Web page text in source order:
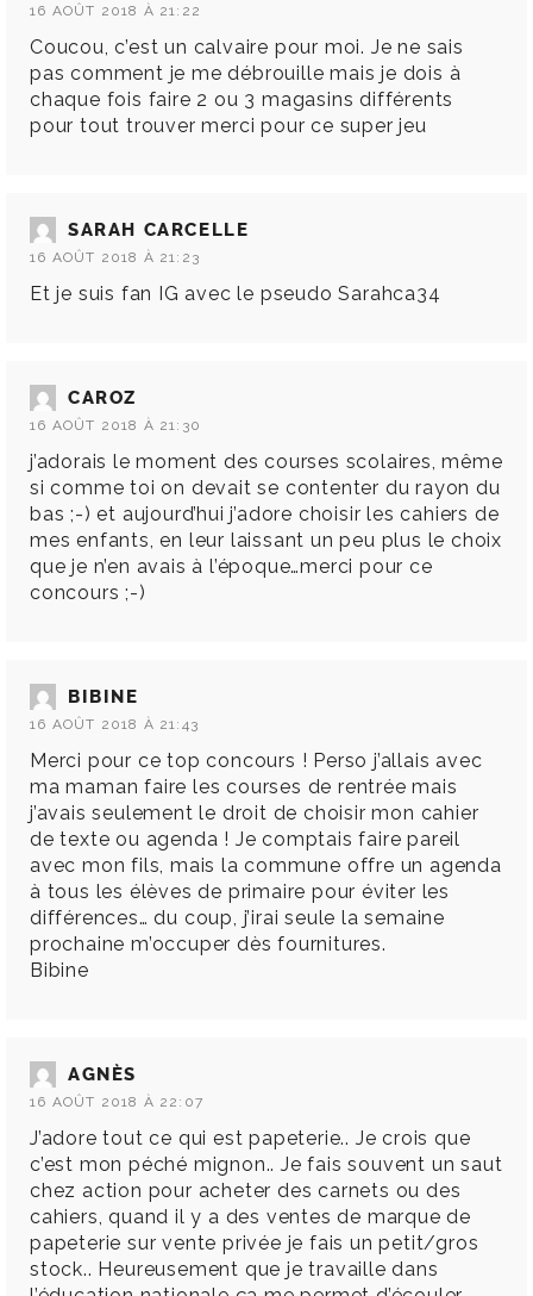
16 AOÛT 2018 À 21:22
Coucou, c’est un calvaire pour moi. Je ne sais
pas comment je me débrouille mais je dois à
chaque fois faire 2 ou 3 magasins différents
pour tout trouver merci pour ce super jeu
SARAH CARCELLE
16 AOÛT 2018 À 21:23
Et je suis fan IG avec le pseudo Sarahca34
CAROZ
16 AOÛT 2018 À 21:30
j’adorais le moment des courses scolaires, même
si comme toi on devait se contenter du rayon du
bas ;-) et aujourd’hui j’adore choisir les cahiers de
mes enfants, en leur laissant un peu plus le choix
que je n’en avais à l’époque…merci pour ce
concours ;-)
BIBINE
16 AOÛT 2018 À 21:43
Merci pour ce top concours ! Perso j’allais avec
ma maman faire les courses de rentrée mais
j’avais seulement le droit de choisir mon cahier
de texte ou agenda ! Je comptais faire pareil
avec mon fils, mais la commune offre un agenda
à tous les élèves de primaire pour éviter les
différences… du coup, j’irai seule la semaine
prochaine m’occuper dès fournitures.
Bibine
AGNÈS
16 AOÛT 2018 À 22:07
J’adore tout ce qui est papeterie.. Je crois que
c’est mon péché mignon.. Je fais souvent un saut
chez action pour acheter des carnets ou des
cahiers, quand il y a des ventes de marque de
papeterie sur vente privée je fais un petit/gros
stock.. Heureusement que je travaille dans